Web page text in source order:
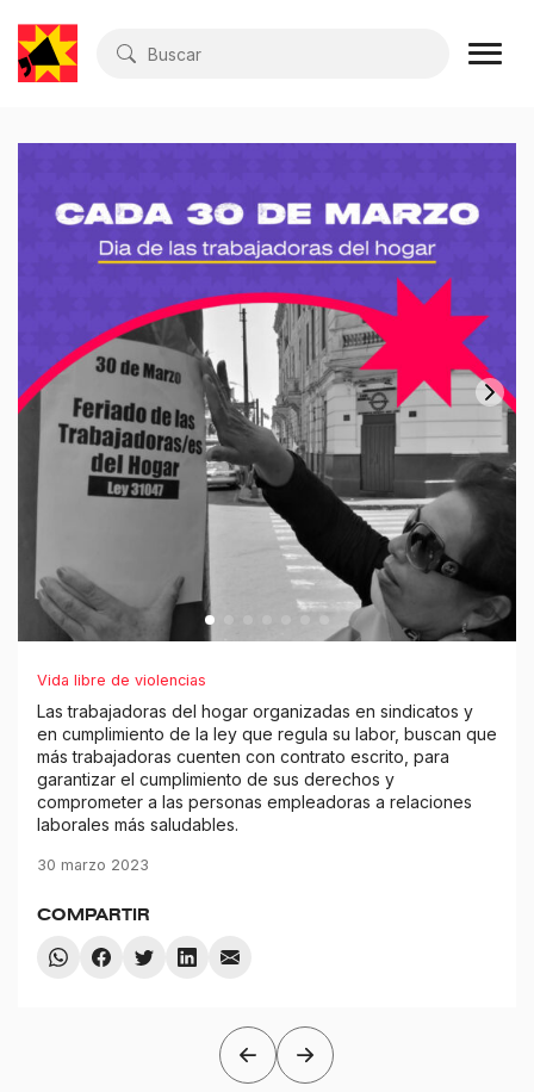
Vida libre de violencias
Las trabajadoras del hogar organizadas en sindicatos y
en cumplimiento de la ley que regula su labor, buscan que
más trabajadoras cuenten con contrato escrito, para
garantizar el cumplimiento de sus derechos y
comprometer a las personas empleadoras a relaciones
laborales más saludables.
30 marzo 2023
COMPARTIR